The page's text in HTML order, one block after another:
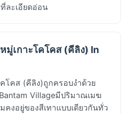
ละเอียดอ่อน
มู่เกาะโคโคส (คีลิง) In
โคส (คีลิง)ถูกครอบงำด้วย
Villageมีปริมาณเมฆ
คงอยู่ของสีเทาแบบเดียวกันทั่ว